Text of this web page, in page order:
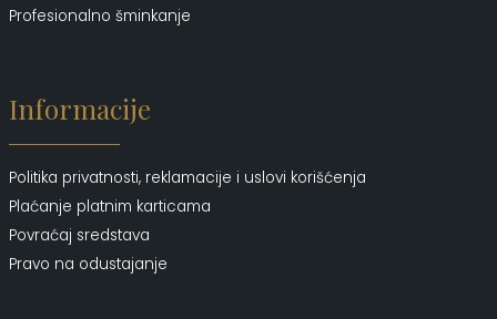
Profesionalno šminkanje
Informacije
Politika privatnosti, reklamacije i uslovi korišćenja
Plaćanje platnim karticama
Povraćaj sredstava
Pravo na odustajanje